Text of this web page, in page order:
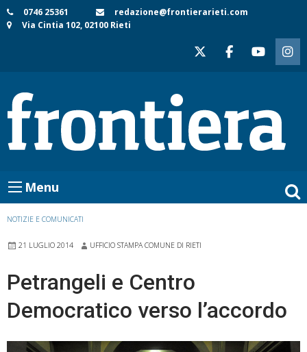
Skip
to
0746 25361
redazione@frontierarieti.com
Via Cintia 102, 02100 Rieti
Menu
NOTIZIE E COMUNICATI
21 LUGLIO 2014 UFFICIO STAMPA COMUNE DI RIETI
Petrangeli e Centro
Democratico verso l’accordo